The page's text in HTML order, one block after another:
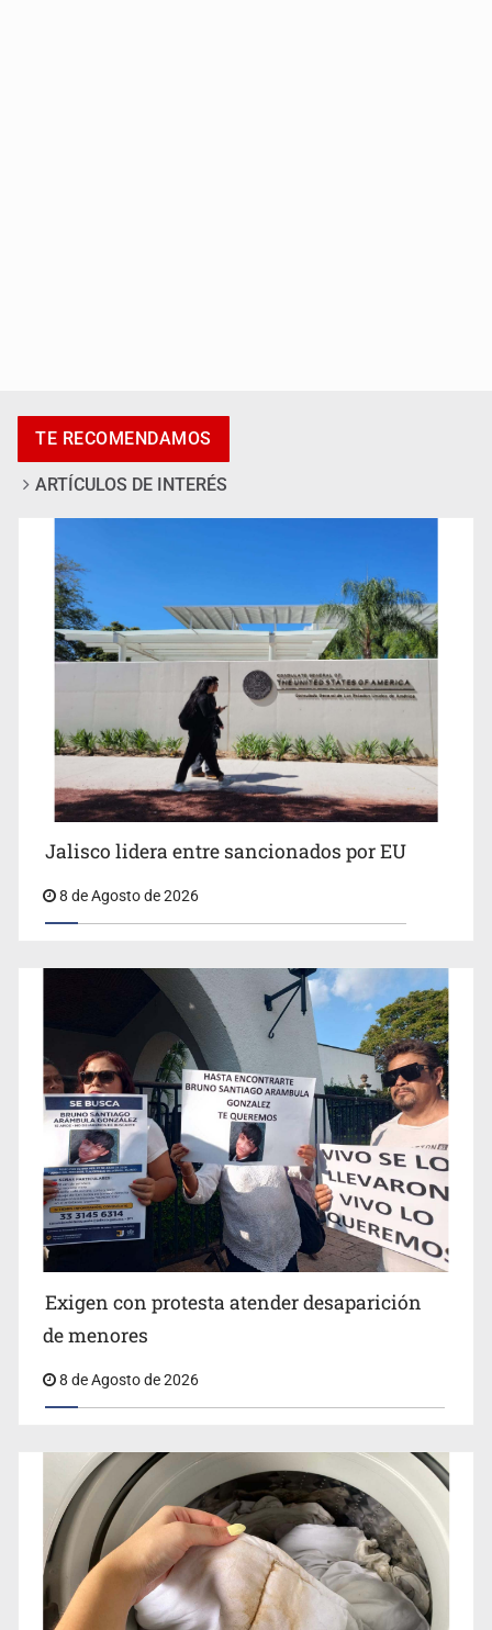
Llaman a mantener legado de Alcalde
Concierto patrio costará 32.9 mdp
TE RECOMENDAMOS
ARTÍCULOS DE INTERÉS
Jalisco lidera entre sancionados por EU
8 de Agosto de 2026
Exigen con protesta atender desaparición
de menores
8 de Agosto de 2026